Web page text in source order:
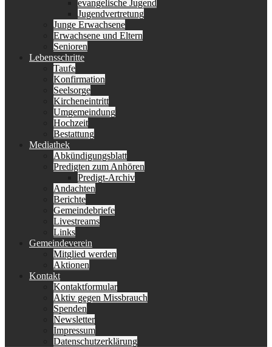
evangelische Jugend
Jugendvertretung
Junge Erwachsene
Erwachsene und Eltern
Senioren
Lebensschritte
Taufe
Konfirmation
Seelsorge
Kircheneintritt
Umgemeindung
Hochzeit
Bestattung
Mediathek
Abkündigungsblatt
Predigten zum Anhören
Predigt-Archiv
Andachten
Berichte
Gemeindebriefe
Livestreams
Links
Gemeindeverein
Mitglied werden
Aktionen
Kontakt
Kontaktformular
Aktiv gegen Missbrauch
Spenden
Newsletter
Impressum
Datenschutzerklärung